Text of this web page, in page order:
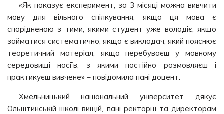
«Як показує експеримент, за 3 місяці можна вивчити
мову для вільного спілкування, якщо ця мова є
спорідненою з тими, якими студент уже володіє, якщо
займатися систематично, якщо є викладач, який пояснює
теоретичний матеріал, якщо перебуваєш у мовному
середовищі носіїв, з якими постійно розмовляєш і
практикуєш вивчене» – повідомила пані доцент.
Хмельницький національний університет дякує
Ольштинській школі вищій, пані ректорці та директорам